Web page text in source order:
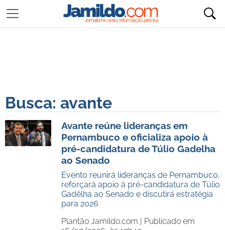
Busca: avante
Avante reúne lideranças em
Pernambuco e oficializa apoio à
pré-candidatura de Túlio Gadelha
ao Senado
Evento reunirá lideranças de Pernambuco,
reforçará apoio à pré-candidatura de Túlio
Gadêlha ao Senado e discutirá estratégia
para 2026
Plantão Jamildo.com | Publicado em